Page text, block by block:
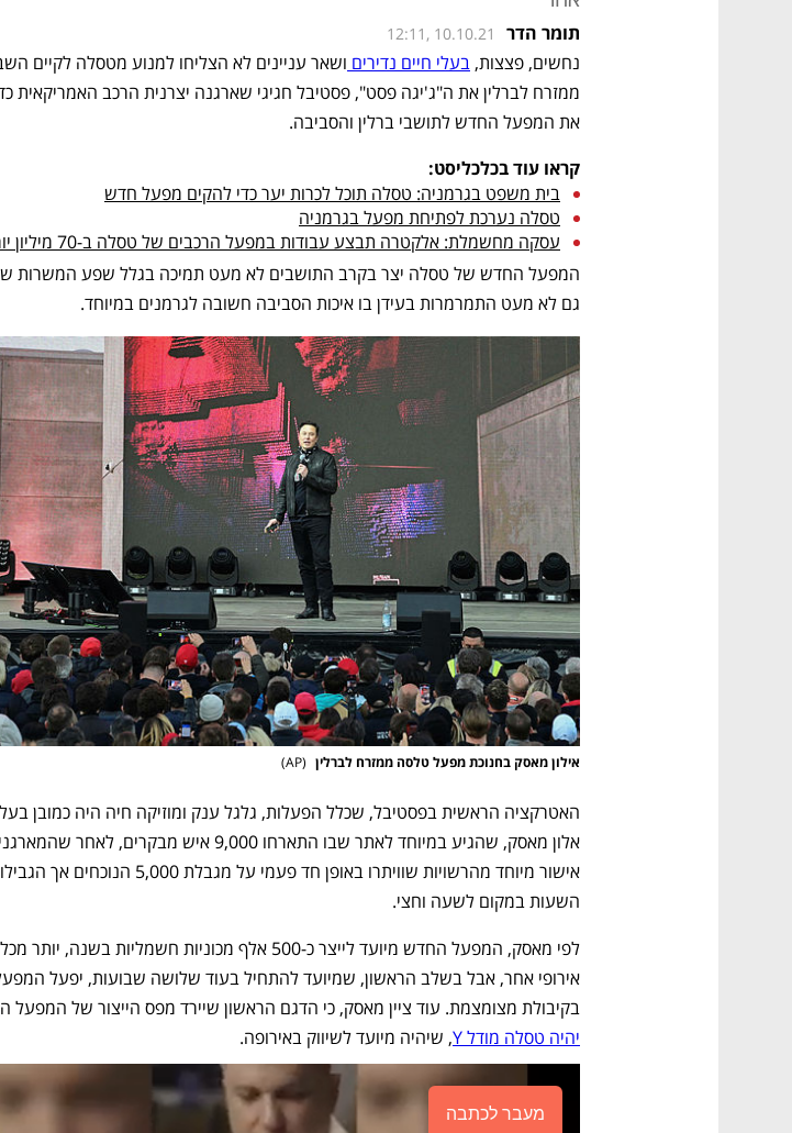
תומר הדר 12:11, 10.10.21
נחשים, פצצות, בעלי חיים נדירים
את המפעל החדש לתושבי ברלין והסביבה.
קראו עוד בכלכליסט:
בית משפט בגרמניה: טסלה תוכל לכרות יער כדי להקים מפעל חדש
טסלה נערכת לפתיחת מפעל בגרמניה
עסקה מחשמלת: אלקטרה תבצע עבודות במפעל הרכבים של טסלה ב-70 מיליון יורו
גם לא מעט התמרמרות בעידן בו איכות הסביבה חשובה לגרמנים במיוחד.
אילון מאסק בחנוכת מפעל טלסה ממזרח לברלין (
AP
)
השעות במקום לשעה וחצי.
בקיבולת מצומצמת. עוד ציין מאסק, כי הדגם הראשון שיירד מפס הייצור של המפעל ה
יהיה טסלה מודל Y
, שיהיה מיועד לשיווק באירופה.
מעבר לכתבה